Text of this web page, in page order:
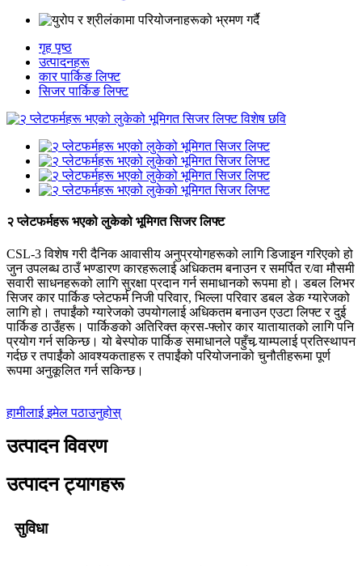
गृह पृष्ठ
उत्पादनहरू
कार पार्किङ लिफ्ट
सिजर पार्किङ लिफ्ट
२ प्लेटफर्महरू भएको लुकेको भूमिगत सिजर लिफ्ट
CSL-3 विशेष गरी दैनिक आवासीय अनुप्रयोगहरूको लागि डिजाइन गरिएको हो
जुन उपलब्ध ठाउँ भण्डारण कारहरूलाई अधिकतम बनाउन र समर्पित र/वा मौसमी
सवारी साधनहरूको लागि सुरक्षा प्रदान गर्न समाधानको रूपमा हो। डबल लिभर
सिजर कार पार्किङ प्लेटफर्म निजी परिवार, भिल्ला परिवार डबल डेक ग्यारेजको
लागि हो। तपाईंको ग्यारेजको उपयोगलाई अधिकतम बनाउन एउटा लिफ्ट र दुई
पार्किङ ठाउँहरू। पार्किङको अतिरिक्त क्रस-फ्लोर कार यातायातको लागि पनि
प्रयोग गर्न सकिन्छ। यो बेस्पोक पार्किङ समाधानले पहुँच र्‍याम्पलाई प्रतिस्थापन
गर्दछ र तपाईंको आवश्यकताहरू र तपाईंको परियोजनाको चुनौतीहरूमा पूर्ण
रूपमा अनुकूलित गर्न सकिन्छ।
हामीलाई इमेल पठाउनुहोस्
उत्पादन विवरण
उत्पादन ट्यागहरू
सुविधा